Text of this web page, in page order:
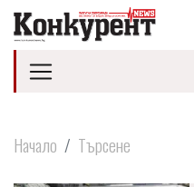
Начало Търсене